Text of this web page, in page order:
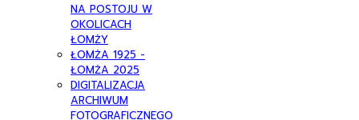
NA POSTOJU W
OKOLICACH
ŁOMŻY
ŁOMŻA 1925 -
ŁOMŻA 2025
DIGITALIZACJA
ARCHIWUM
FOTOGRAFICZNEGO